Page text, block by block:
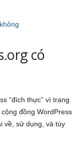
có
“đích thực” vì trang
đồng WordPress
về, sử dụng, và tùy